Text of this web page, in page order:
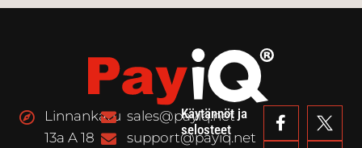
Linnankatu
13a A 18
sales@payiq.net
support@payiq.net
Käytännöt ja
selosteet